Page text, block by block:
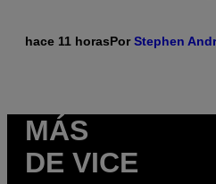
hace 11 horasPorStephen
MÁS
DE VICE